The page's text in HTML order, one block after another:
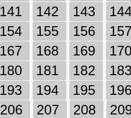
141 142 143
154 155 156
167 168 169
180 181 182
193 194 195
206 207 208